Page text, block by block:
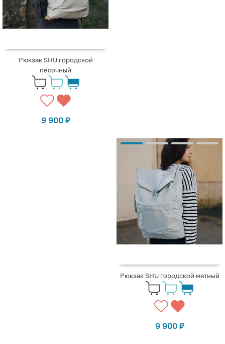
Рюкзак SHU городской
песочный
9 900 ₽
Рюкзак SHU городской мятный
9 900 ₽